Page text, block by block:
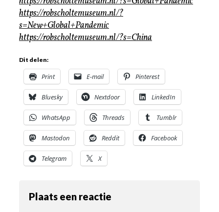
https://robscholtemuseum.nl/?
s=New+Global+Pandemic
https://robscholtemuseum.nl/?s=China
Dit delen:
Print E-mail Pinterest
Bluesky Nextdoor LinkedIn
WhatsApp Threads Tumblr
Mastodon Reddit Facebook
Telegram X
Plaats een reactie